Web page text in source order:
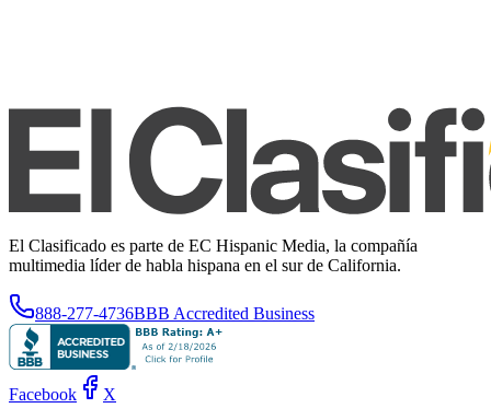
El Clasificado es parte de EC Hispanic Media, la compañía
multimedia líder de habla hispana en el sur de California.
888-277-4736BBB Accredited Business
Facebook X